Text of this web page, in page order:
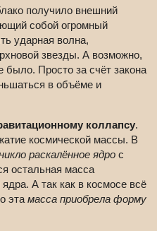
получило внешний
собой огромный
ударная волна,
звезды. А возможно,
было. Просто за счёт закона
в объёме и
коллапсу.
космической массы. В
раскалённое ядро с
остальная масса
А так как в космосе всё
эта масса приобрела форму